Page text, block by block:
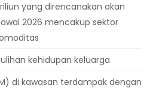
yang direncanakan akan
2026 mencakup sektor
kehidupan keluarga
di kawasan terdampak dengan